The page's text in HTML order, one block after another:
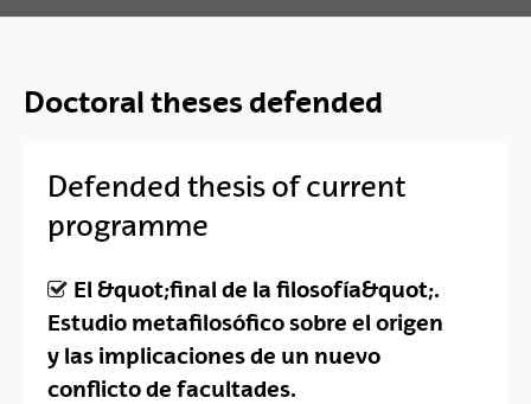
Doctoral theses defended
Defended thesis of current
programme
El &quot;final de la filosofía&quot;.
Estudio metafilosófico sobre el origen
y las implicaciones de un nuevo
conflicto de facultades.